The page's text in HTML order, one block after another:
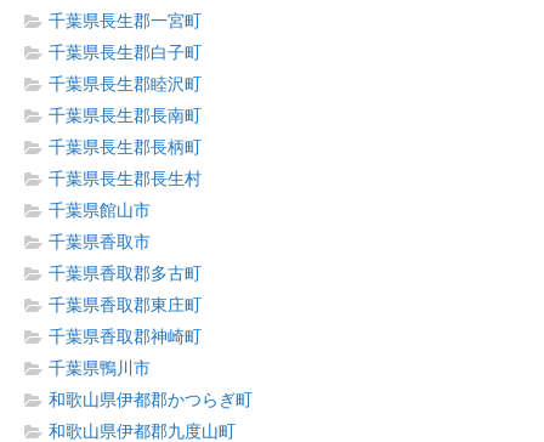
千葉県長生郡一宮町
千葉県長生郡白子町
千葉県長生郡睦沢町
千葉県長生郡長南町
千葉県長生郡長柄町
千葉県長生郡長生村
千葉県館山市
千葉県香取市
千葉県香取郡多古町
千葉県香取郡東庄町
千葉県香取郡神崎町
千葉県鴨川市
和歌山県伊都郡かつらぎ町
和歌山県伊都郡九度山町